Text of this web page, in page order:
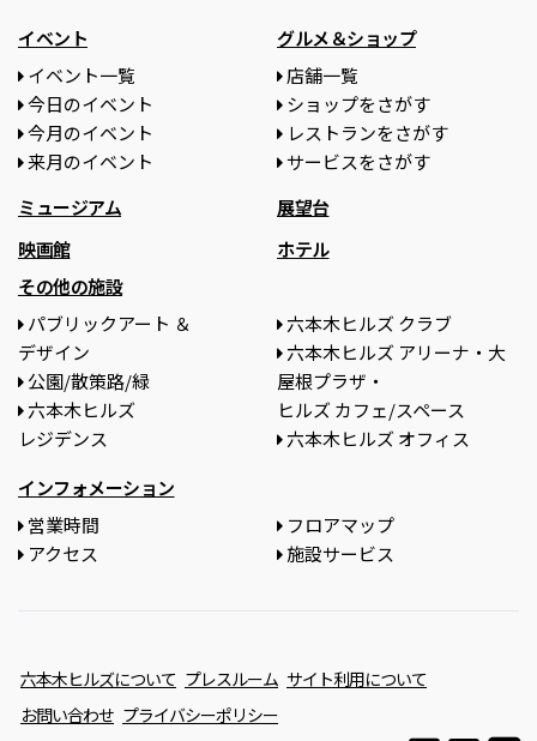
イベント
イベント一覧
今日のイベント
今月のイベント
来月のイベント
グルメ＆ショップ
店舗一覧
ショップをさがす
レストランをさがす
サービスをさがす
ミュージアム
映画館
展望台
ホテル
その他の施設
パブリックアート ＆
デザイン
公園/散策路/緑
六本木ヒルズ
レジデンス
六本木ヒルズ クラブ
六本木ヒルズ アリーナ・大
屋根プラザ・
ヒルズ カフェ/スペース
六本木ヒルズ オフィス
インフォメーション
営業時間
アクセス
フロアマップ
施設サービス
六本木ヒルズについて プレスルーム サイト利用について
お問い合わせ プライバシーポリシー